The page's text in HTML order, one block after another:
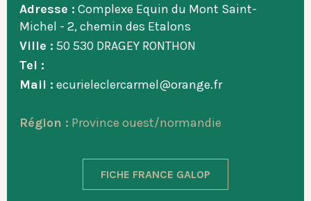
Adresse : Complexe Equin du Mont Saint-
Michel - 2, chemin des Etalons
Ville : 50 530 DRAGEY RONTHON
Tel :
Mail : ecurieleclercarmel@orange.fr
Région : Province ouest/normandie
FICHE FRANCE GALOP